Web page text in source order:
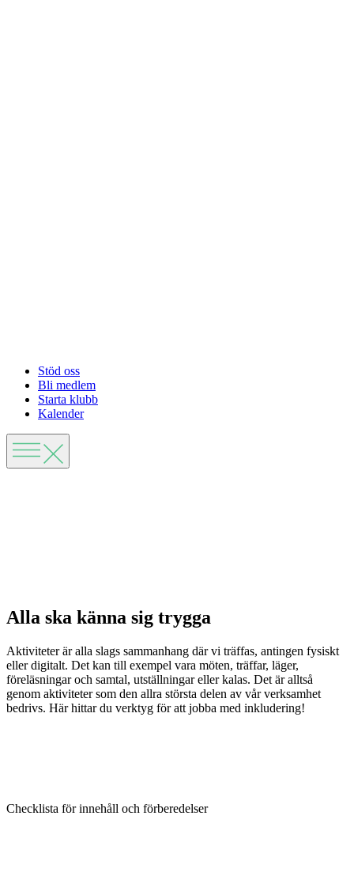
Stöd oss
Bli medlem
Starta klubb
Kalender
Alla ska känna sig trygga
Aktiviteter är alla slags sammanhang där vi träffas, antingen fysiskt
eller digitalt. Det kan till exempel vara möten, träffar, läger,
föreläsningar och samtal, utställningar eller kalas. Det är alltså
genom aktiviteter som den allra största delen av vår verksamhet
bedrivs. Här hittar du verktyg för att jobba med inkludering!
Checklista för innehåll och förberedelser